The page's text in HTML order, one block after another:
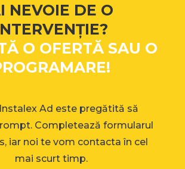
NEVOIE DE O
O OFERTĂ SAU O
Ad este pregătită să
Completează formularul
iar noi te vom contacta în cel
mai scurt timp.